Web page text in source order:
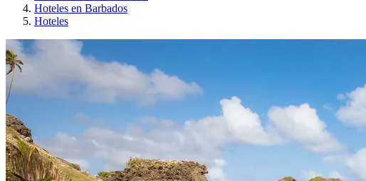
Hoteles en Barbados
Hoteles